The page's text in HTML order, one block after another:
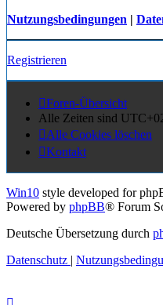
Nutzungsbedingungen |
Registrieren
Foren-Übersicht
Alle Zeiten sind
Alle Cookies löschen
Kontakt
Win10 style developed for
Powered by phpBB® Forum
Deutsche Übersetzung durch
Datenschutz |